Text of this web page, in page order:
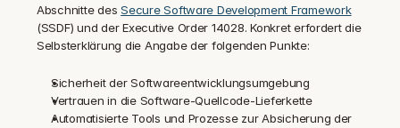
Abschnitte des Secure Software Development Framework
(SSDF) und der Executive Order 14028. Konkret erfordert die
Selbsterklärung die Angabe der folgenden Punkte:
Sicherheit der Softwareentwicklungsumgebung
Vertrauen in die Software-Quellcode-Lieferkette
Automatisierte Tools und Prozesse zur Absicherung der